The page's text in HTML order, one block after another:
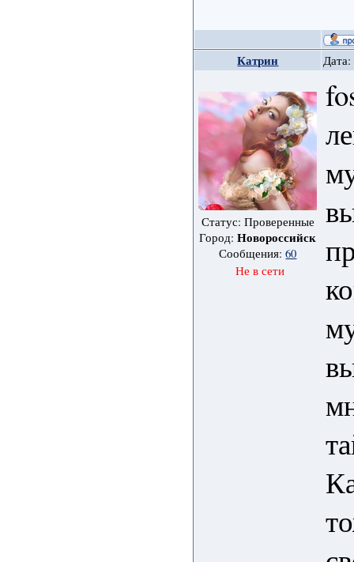
Катрин Дата:
Статус: Проверенные
Город:Новороссийск
Сообщения:60
Не в сети